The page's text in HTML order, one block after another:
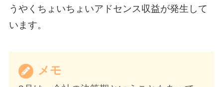
うやくちょいちょいアドセンス収益が発生して
います。
メモ